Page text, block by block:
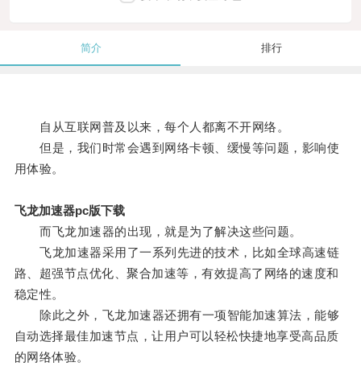
简介 排行
自从互联网普及以来，每个人都离不开网络。
但是，我们时常会遇到网络卡顿、缓慢等问题，影响使
用体验。
飞龙加速器pc版下载
而飞龙加速器的出现，就是为了解决这些问题。
飞龙加速器采用了一系列先进的技术，比如全球高速链
路、超强节点优化、聚合加速等，有效提高了网络的速度和
稳定性。
除此之外，飞龙加速器还拥有一项智能加速算法，能够
自动选择最佳加速节点，让用户可以轻松快捷地享受高品质
的网络体验。